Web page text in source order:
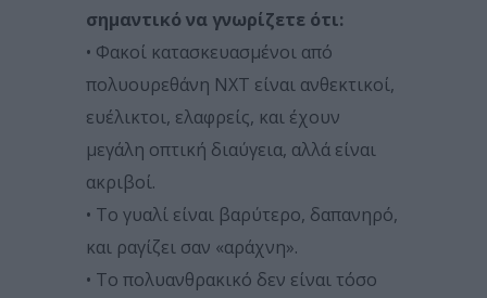
σημαντικό να γνωρίζετε ότι:
• Φακοί κατασκευασμένοι από
πολυουρεθάνη NXT είναι ανθεκτικοί,
ευέλικτοι, ελαφρείς, και έχουν
μεγάλη οπτική διαύγεια, αλλά είναι
ακριβοί.
• Το γυαλί είναι βαρύτερο, δαπανηρό,
και ραγίζει σαν «αράχνη».
• Το πολυανθρακικό δεν είναι τόσο